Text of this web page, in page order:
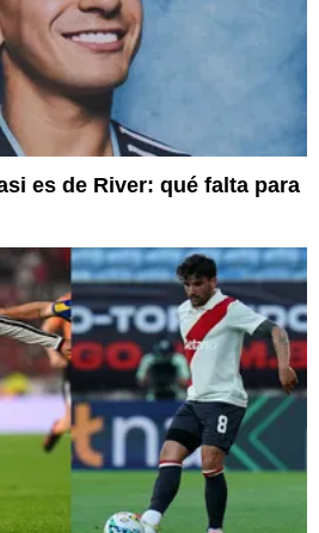
es de River: qué falta para